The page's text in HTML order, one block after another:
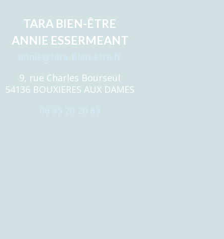
TARA BIEN-ÊTRE
ANNIE ESSERMEANT
annie@tara-bien-etre.fr
9, rue Charles Bourseul
54136 BOUXIERES AUX DAMES
06 35 20 20 85